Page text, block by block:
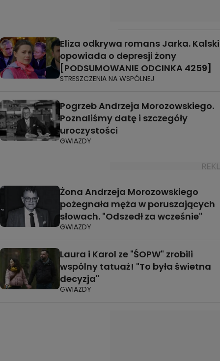
Eliza odkrywa romans Jarka. Kalski
opowiada o depresji żony
[PODSUMOWANIE ODCINKA 4259]
STRESZCZENIA NA WSPÓLNEJ
Pogrzeb Andrzeja Morozowskiego.
Poznaliśmy datę i szczegóły
uroczystości
GWIAZDY
Żona Andrzeja Morozowskiego
pożegnała męża w poruszających
słowach. "Odszedł za wcześnie"
GWIAZDY
Laura i Karol ze "ŚOPW" zrobili
wspólny tatuaż! "To była świetna
decyzja"
GWIAZDY